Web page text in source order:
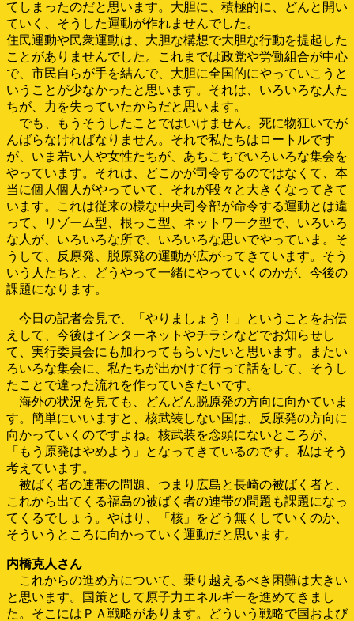
てしまったのだと思います。大胆に、積極的に、どんと開い
ていく、そうした運動が作れませんでした。
住民運動や民衆運動は、大胆な構想で大胆な行動を提起した
ことがありませんでした。これまでは政党や労働組合が中心
で、市民自らが手を結んで、大胆に全国的にやっていこうと
いうことが少なかったと思います。それは、いろいろな人た
ちが、力を失っていたからだと思います。
でも、もうそうしたことではいけません。死に物狂いでが
んばらなければなりません。それで私たちはロートルです
が、いま若い人や女性たちが、あちこちでいろいろな集会を
やっています。それは、どこかが司令するのではなくて、本
当に個人個人がやっていて、それが段々と大きくなってきて
います。これは従来の様な中央司令部が命令する運動とは違
って、リゾーム型、根っこ型、ネットワーク型で、いろいろ
な人が、いろいろな所で、いろいろな思いでやっていま。そ
うして、反原発、脱原発の運動が広がってきています。そう
いう人たちと、どうやって一緒にやっていくのかが、今後の
課題になります。
今日の記者会見で、「やりましょう！」ということをお伝
えして、今後はインターネットやチラシなどでお知らせし
て、実行委員会にも加わってもらいたいと思います。またい
ろいろな集会に、私たちが出かけて行って話をして、そうし
たことで違った流れを作っていきたいです。
海外の状況を見ても、どんどん脱原発の方向に向かていま
す。簡単にいいますと、核武装しない国は、反原発の方向に
向かっていくのですよね。核武装を念頭にないところが、
「もう原発はやめよう」となってきているのです。私はそう
考えています。
被ばく者の連帯の問題、つまり広島と長崎の被ばく者と、
これから出てくる福島の被ばく者の連帯の問題も課題になっ
てくるでしょう。やはり、「核」をどう無くしていくのか、
そういうところに向かっていく運動だと思います。
内橋克人さん
これからの進め方について、乗り越えるべき困難は大きい
と思います。国策として原子力エネルギーを進めてきまし
た。そこにはＰＡ戦略があります。どういう戦略で国および